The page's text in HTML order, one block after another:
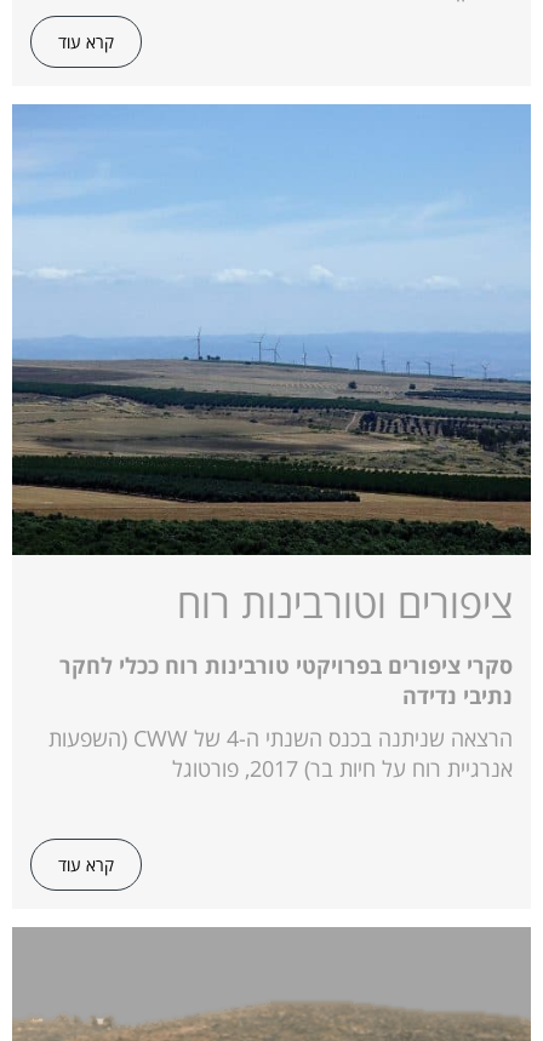
קרא עוד
ציפורים וטורבינות רוח
סקרי ציפורים בפרויקטי טורבינות רוח ככלי לחקר
נתיבי נדידה
הרצאה שניתנה בכנס השנתי ה-4 של CWW (השפעות
אנרגיית רוח על חיות בר) 2017, פורטוגל
קרא עוד